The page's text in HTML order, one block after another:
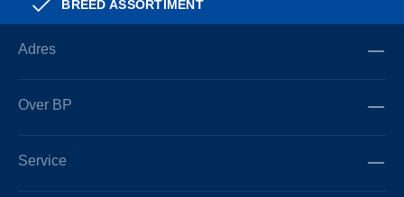
BREED ASSORTIMENT
Adres
Over BP
Service